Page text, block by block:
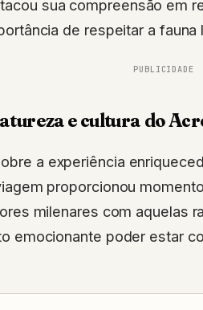
sua compreensão em
de respeitar a fauna
PUBLICIDADE
e cultura do
a experiência
proporcionou
milenares com aquelas
emocionante poder estar